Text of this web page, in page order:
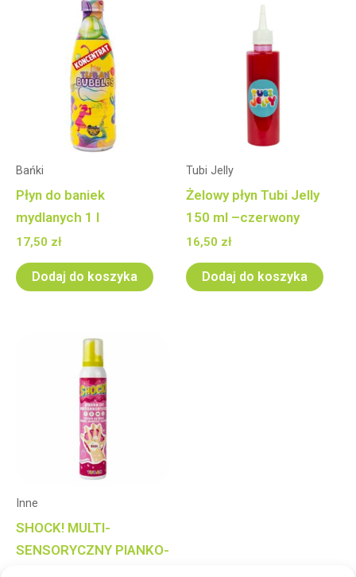
Bańki
Płyn do baniek
mydlanych 1 l
17,50 zł
Dodaj do koszyka
Tubi Jelly
Żelowy płyn Tubi Jelly
150 ml –czerwony
16,50 zł
Dodaj do koszyka
Inne
SHOCK! MULTI-
SENSORYCZNY PIANKO-